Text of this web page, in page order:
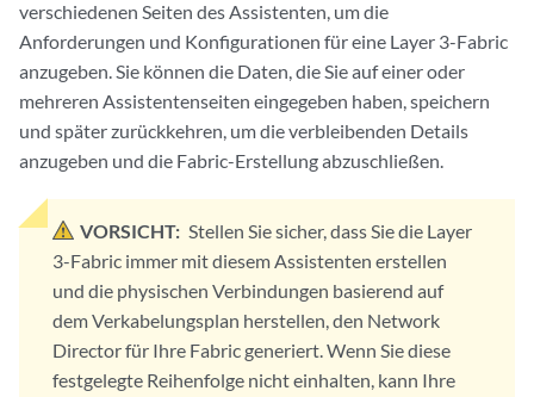
verschiedenen Seiten des Assistenten, um die
Anforderungen und Konfigurationen für eine Layer 3-Fabric
anzugeben. Sie können die Daten, die Sie auf einer oder
mehreren Assistentenseiten eingegeben haben, speichern
und später zurückkehren, um die verbleibenden Details
anzugeben und die Fabric-Erstellung abzuschließen.
VORSICHT: Stellen Sie sicher, dass Sie die Layer
3-Fabric immer mit diesem Assistenten erstellen
und die physischen Verbindungen basierend auf
dem Verkabelungsplan herstellen, den Network
Director für Ihre Fabric generiert. Wenn Sie diese
festgelegte Reihenfolge nicht einhalten, kann Ihre